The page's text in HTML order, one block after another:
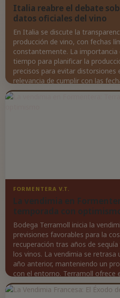
Italia reabre el debate
datos oficiales del vino
En Italia se discute la
producción de vino, con fechas
constantemente. La importancia
tiempo para planificar la
precisos para evitar distorsiones
relevancia de cumplir con las
decisiones acertadas en la
FORMENTERA V.T.
La vendimia en
temporada con
Bodega Terramoll inicia la
previsiones favorables para la
recuperación tras años de
los vinos. La vendimia se retrasa
año anterior, manteniendo un
con el entorno. Terramoll ofrece
enoturismo con visitas guiadas
al visitante al proceso de